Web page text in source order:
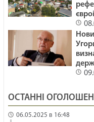
РОСТИ
ДЕ МІЙ
ОСТАННІ
06.05.2025 в 16:48